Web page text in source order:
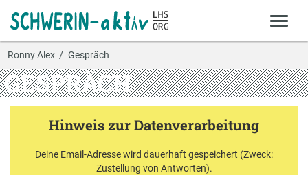
Ronny Alex Gespräch
GESPRÄCH
Hinweis zur Datenverarbeitung
Deine Email-Adresse wird dauerhaft gespeichert (Zweck:
Zustellung von Antworten).